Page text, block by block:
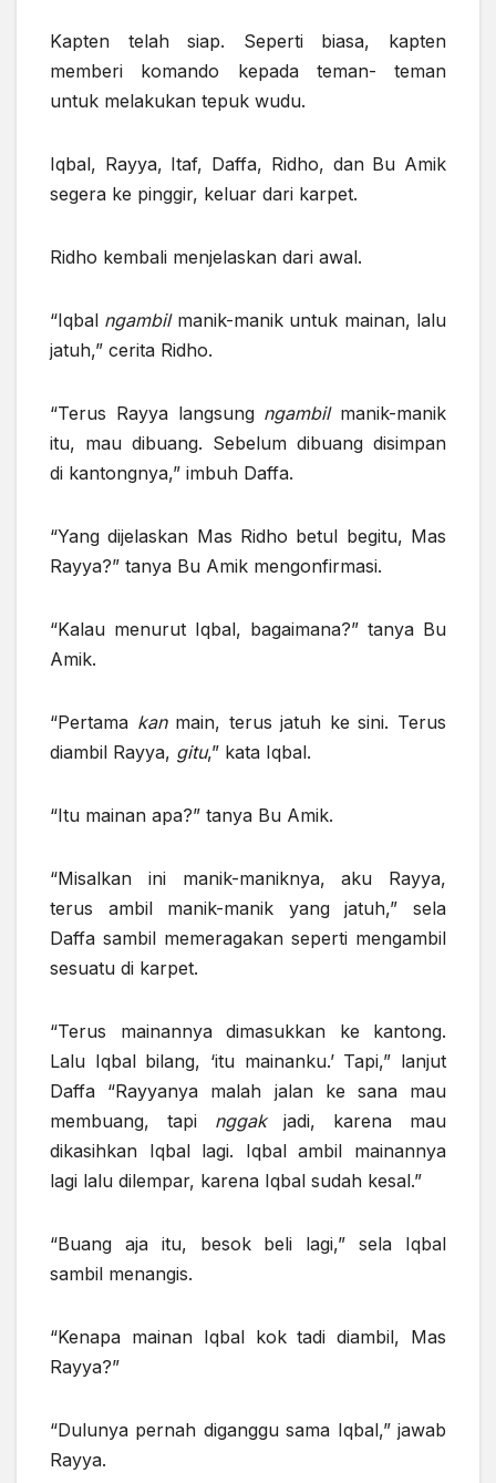
Kapten telah siap. Seperti biasa, kapten
memberi komando kepada teman- teman
untuk melakukan tepuk wudu.
Iqbal, Rayya, Itaf, Daffa, Ridho, dan Bu Amik
segera ke pinggir, keluar dari karpet.
Ridho kembali menjelaskan dari awal.
“Iqbal ngambilmanik-manik untuk mainan, lalu
jatuh,” cerita Ridho.
“Terus Rayya langsung ngambilmanik-manik
itu, mau dibuang. Sebelum dibuang disimpan
di kantongnya,” imbuh Daffa.
“Yang dijelaskan Mas Ridho betul begitu, Mas
Rayya?” tanya Bu Amik mengonfirmasi.
“Kalau menurut Iqbal, bagaimana?” tanya Bu
Amik.
“Pertama kanmain, terus jatuh ke sini. Terus
diambil Rayya, gitu,” kata Iqbal.
“Itu mainan apa?” tanya Bu Amik.
“Misalkan ini manik-maniknya, aku Rayya,
terus ambil manik-manik yang jatuh,” sela
Daffa sambil memeragakan seperti mengambil
sesuatu di karpet.
“Terus mainannya dimasukkan ke kantong.
Lalu Iqbal bilang, ‘itu mainanku.’ Tapi,” lanjut
Daffa “Rayyanya malah jalan ke sana mau
membuang, tapi nggakjadi, karena mau
dikasihkan Iqbal lagi. Iqbal ambil mainannya
lagi lalu dilempar, karena Iqbal sudah kesal.”
“Buang aja itu, besok beli lagi,” sela Iqbal
sambil menangis.
“Kenapa mainan Iqbal kok tadi diambil, Mas
Rayya?”
“Dulunya pernah diganggu sama Iqbal,” jawab
Rayya.